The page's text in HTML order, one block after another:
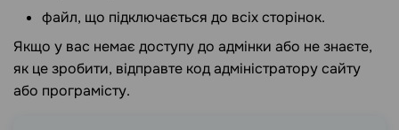
файл, що підключається до всіх сторінок.
Якщо у вас немає доступу до адмінки або не знаєте,
як це зробити, відправте код адміністратору сайту
або програмісту.